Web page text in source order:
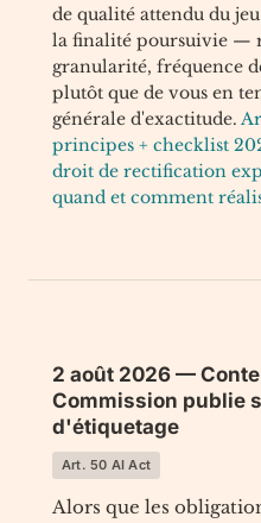
de qualité attendu du
la finalité poursuivie —
granularité, fréquence
plutôt que de vous en
générale d'exactitude.
principes + checklist
droit de rectification
quand et comment
2 août 2026 —
Commission publie
d'étiquetage
Art. 50 AI Act
Alors que les